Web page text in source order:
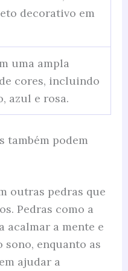
decorativo em
uma ampla
cores, incluindo
azul e rosa.
também podem
outras pedras que
Pedras como a
acalmar a mente e
enquanto as
ajudar a